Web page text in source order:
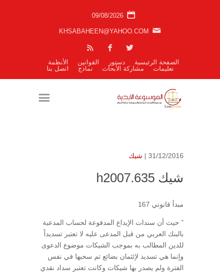
09/08/2026
KHSABAHEEN@YAHOO.COM
الصفحة الرئيسية دستور القوانين
الأنظمة
تعليمات
مشاركة الأبحاث نماذج اتصل بنا
31/12/2016 | شيك
شيك h2007.635
مبدأ قانوني 167
” حيث أن سندات الإيداع المدفوعة لحساب المدعية
بالبنك العربي من قبل المدعى عليه لا تعتبر تسديداً
للدين المطالب به بموجب الشيكات موضوع الدعوى
وإنما هي تسديد لإئثمان بضائع تم سحبها في نفس
الفترة ولم يصدر بها شيكات وكانت تعتبر سداد نقدي